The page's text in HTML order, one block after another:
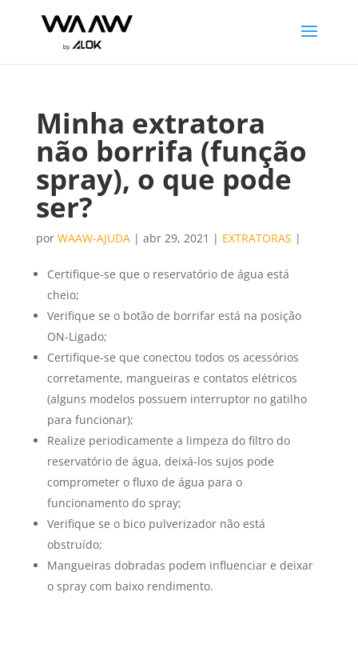
Minha extratora
não borrifa (função
spray), o que pode
ser?
por WAAW-AJUDA| abr 29, 2021 | EXTRATORAS |
Certifique-se que o reservatório de água está
cheio;
Verifique se o botão de borrifar está na posição
ON-Ligado;
Certifique-se que conectou todos os acessórios
corretamente, mangueiras e contatos elétricos
(alguns modelos possuem interruptor no gatilho
para funcionar);
Realize periodicamente a limpeza do filtro do
reservatório de água, deixá-los sujos pode
comprometer o fluxo de água para o
funcionamento do spray;
Verifique se o bico pulverizador não está
obstruído;
Mangueiras dobradas podem influenciar e deixar
o spray com baixo rendimento.